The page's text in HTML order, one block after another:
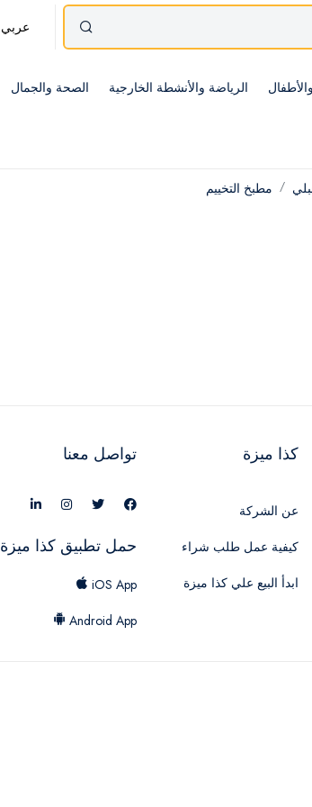
عربي
الرياضة والأنشطة الخارجية الصحة والجمال
مطبخ التخييم
كذا ميزة
عن الشركة
كيفية عمل طلب شراء
ابدأ البيع علي كذا ميزة
تواصل معنا
حمل تطبيق كذا ميزة
iOS App
Android App